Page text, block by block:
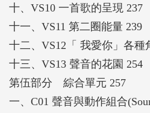
十、VS10 一首歌的呈現 237
十一、VS11 第二圈能量 239
十二、VS12「 我愛你」各種
十三、VS13 聲音的花園 254
第伍部分 綜合單元 257
一、C01 聲音與動作組合